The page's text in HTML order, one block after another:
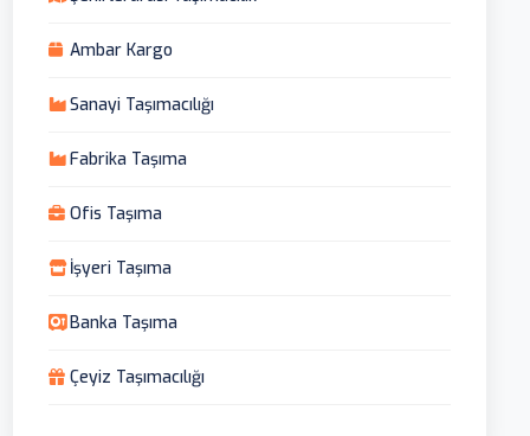
Ambar Kargo
Sanayi Taşımacılığı
Fabrika Taşıma
Ofis Taşıma
İşyeri Taşıma
Banka Taşıma
Çeyiz Taşımacılığı